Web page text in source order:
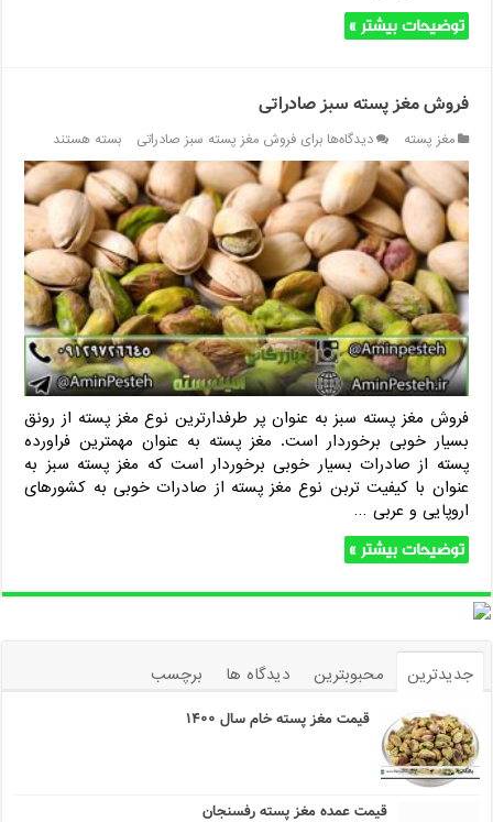
توضیحات بیشتر »
فروش مغز پسته سبز صادراتی
مغز پسته دیدگاه‌هابرای فروش مغز پسته سبز صادراتی بسته هستند
فروش مغز پسته سبز به عنوان پر طرفدارترین نوع مغز پسته از رونق
بسیار خوبی برخوردار است. مغز پسته به عنوان مهمترین فراورده
پسته از صادرات بسیار خوبی برخوردار است که مغز پسته سبز به
عنوان با کیفیت تربن نوع مغز پسته از صادرات خوبی به کشورهای
اروپایی و عربی …
توضیحات بیشتر »
جدیدترین محبوبترین دیدگاه ها برچسب
قیمت مغز پسته خام سال ۱۴۰۰
قیمت عمده مغز پسته رفسنجان